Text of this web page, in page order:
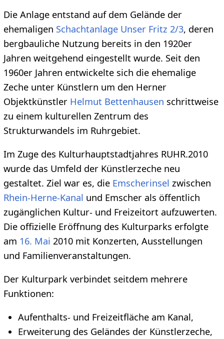
Die Anlage entstand auf dem Gelände der
ehemaligen Schachtanlage Unser Fritz 2/3, deren
bergbauliche Nutzung bereits in den 1920er
Jahren weitgehend eingestellt wurde. Seit den
1960er Jahren entwickelte sich die ehemalige
Zeche unter Künstlern um den Herner
Objektkünstler Helmut Bettenhausen schrittweise
zu einem kulturellen Zentrum des
Strukturwandels im Ruhrgebiet.
Im Zuge des Kulturhauptstadtjahres RUHR.2010
wurde das Umfeld der Künstlerzeche neu
gestaltet. Ziel war es, die Emscherinsel zwischen
Rhein-Herne-Kanal und Emscher als öffentlich
zugänglichen Kultur- und Freizeitort aufzuwerten.
Die offizielle Eröffnung des Kulturparks erfolgte
am 16. Mai 2010 mit Konzerten, Ausstellungen
und Familienveranstaltungen.
Der Kulturpark verbindet seitdem mehrere
Funktionen:
Aufenthalts- und Freizeitfläche am Kanal,
Erweiterung des Geländes der Künstlerzeche,